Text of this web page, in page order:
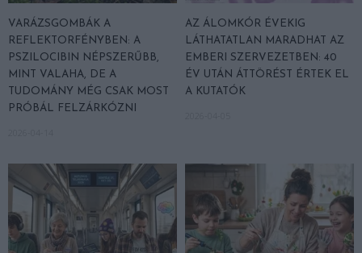
VARÁZSGOMBÁK A
REFLEKTORFÉNYBEN: A
PSZILOCIBIN NÉPSZERŰBB,
MINT VALAHA, DE A
TUDOMÁNY MÉG CSAK MOST
PRÓBÁL FELZÁRKÓZNI
AZ ÁLOMKÓR ÉVEKIG
LÁTHATATLAN MARADHAT AZ
EMBERI SZERVEZETBEN: 40
ÉV UTÁN ÁTTÖRÉST ÉRTEK EL
A KUTATÓK